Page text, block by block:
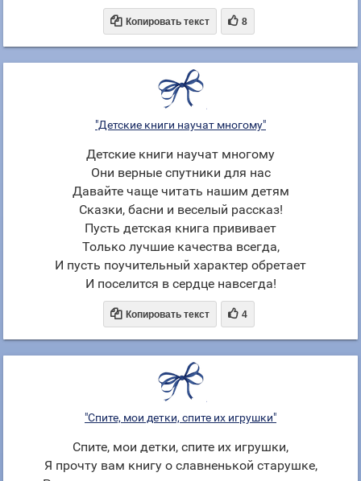
 Копировать текст  8
"Детские книги научат многому"
Детские книги научат многому
Они верные спутники для нас
Давайте чаще читать нашим детям
Сказки, басни и веселый рассказ!
Пусть детская книга прививает
Только лучшие качества всегда,
И пусть поучительный характер обретает
И поселится в сердце навсегда!
 Копировать текст  4
"Спите, мои детки, спите их игрушки"
Спите, мои детки, спите их игрушки,
Я прочту вам книгу о славненькой старушке,